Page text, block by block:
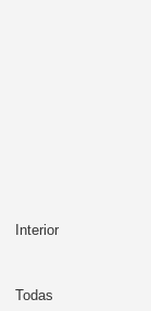
Interior
Todas